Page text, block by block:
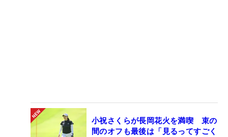
小祝さくらが長岡花火を満喫 束の
間のオフも最後は「見るってすごく